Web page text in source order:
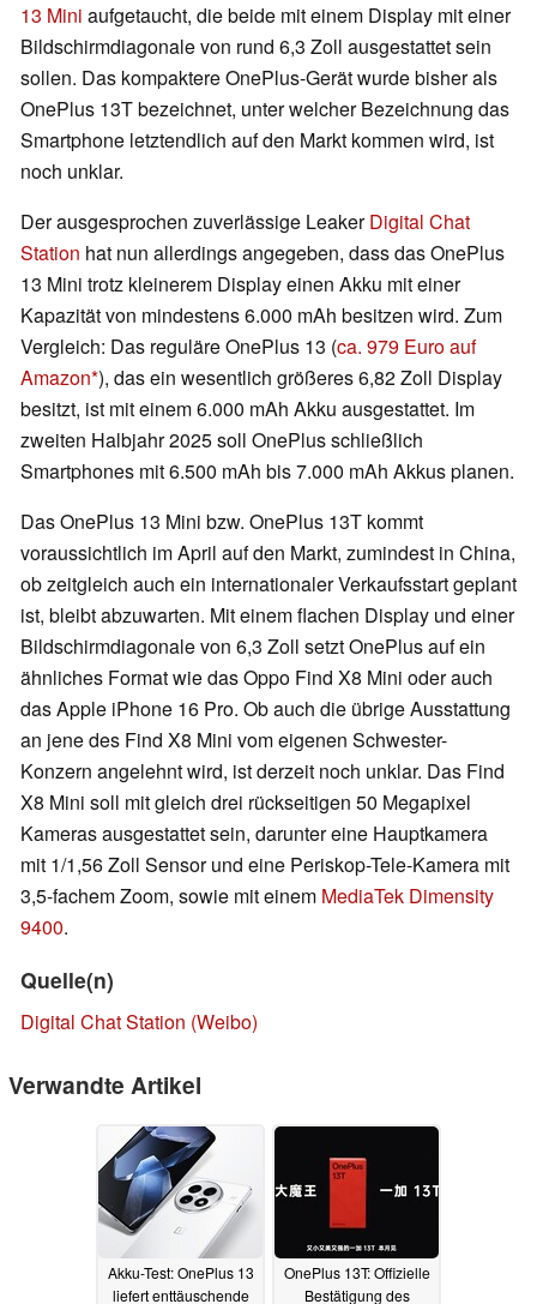
13 Mini aufgetaucht, die beide mit einem Display mit einer
Bildschirmdiagonale von rund 6,3 Zoll ausgestattet sein
sollen. Das kompaktere OnePlus-Gerät wurde bisher als
OnePlus 13T bezeichnet, unter welcher Bezeichnung das
Smartphone letztendlich auf den Markt kommen wird, ist
noch unklar.
Der ausgesprochen zuverlässige LeakerDigital Chat
Station hat nun allerdings angegeben, dass das OnePlus
13 Mini trotz kleinerem Display einen Akku mit einer
Kapazität von mindestens 6.000 mAh besitzen wird. Zum
Vergleich: Das reguläre OnePlus 13 (ca. 979 Euro auf
Amazon ), das ein wesentlich größeres 6,82 Zoll Display
besitzt, ist mit einem 6.000 mAh Akku ausgestattet. Im
zweiten Halbjahr 2025 soll OnePlus schließlich
Smartphones mit 6.500 mAh bis 7.000 mAh Akkus planen.
Das OnePlus 13 Mini bzw. OnePlus 13T kommt
voraussichtlich im April auf den Markt, zumindest in China,
ob zeitgleich auch ein internationaler Verkaufsstart geplant
ist, bleibt abzuwarten. Mit einem flachen Display und einer
Bildschirmdiagonale von 6,3 Zoll setzt OnePlus auf ein
ähnliches Format wie das Oppo Find X8 Mini oder auch
das Apple iPhone 16 Pro. Ob auch die übrige Ausstattung
an jene des Find X8 Mini vom eigenen Schwester-
Konzern angelehnt wird, ist derzeit noch unklar. Das Find
X8 Mini soll mit gleich drei rückseitigen 50 Megapixel
Kameras ausgestattet sein, darunter eine Hauptkamera
mit 1/1,56 Zoll Sensor und eine Periskop-Tele-Kamera mit
3,5-fachem Zoom, sowie mit einem MediaTek Dimensity
9400.
Quelle(n)
Digital Chat Station (Weibo)
Verwandte Artikel
Akku-Test: OnePlus 13
liefert enttäuschende
OnePlus 13T: Offizielle
Bestätigung des